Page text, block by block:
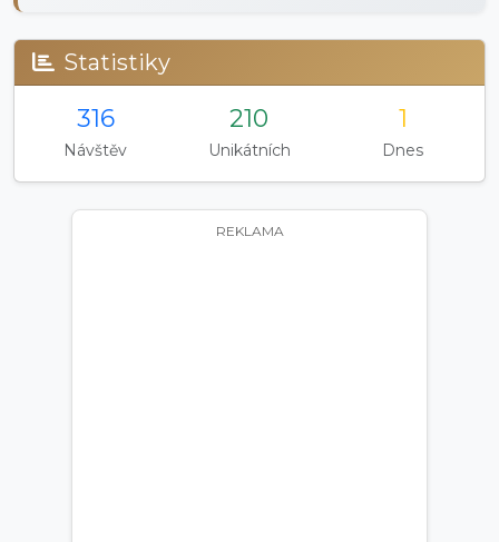
Statistiky
316
Návštěv
210
Unikátních
1
Dnes
REKLAMA